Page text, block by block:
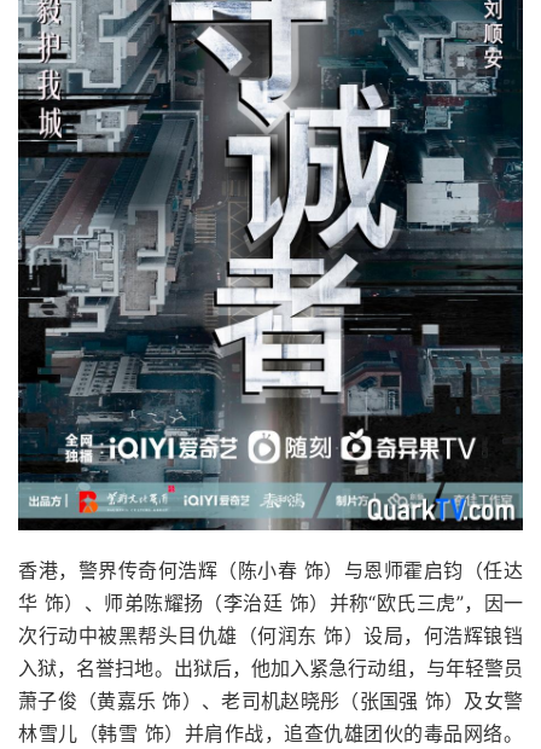
香港，警界传奇何浩辉（陈小春 饰）与恩师霍启钧（任达
华 饰）、师弟陈耀扬（李治廷 饰）并称“欧氏三虎”，因一
次行动中被黑帮头目仇雄（何润东 饰）设局，何浩辉锒铛
入狱，名誉扫地。出狱后，他加入紧急行动组，与年轻警员
萧子俊（黄嘉乐 饰）、老司机赵晓彤（张国强 饰）及女警
林雪儿（韩雪 饰）并肩作战，追查仇雄团伙的毒品网络。